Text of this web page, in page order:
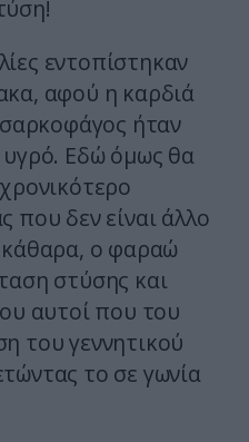
εντοπίστηκαν
αφού η καρδιά
ήταν
Εδώ όμως θα
που δεν είναι άλλο
ο φαραώ
στύσης και
αυτοί που του
του γεννητικού
το σε γωνία